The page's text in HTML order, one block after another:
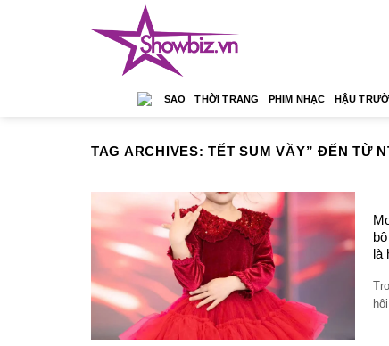
SAO THỜI TRANG PHIM NHẠC HẬU
TAG ARCHIVES:TẾT SUM VẦY” ĐẾN TỪ
là